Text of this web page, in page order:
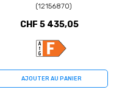
(12156870)
CHF 5 435,05
AJOUTER AU PANIER